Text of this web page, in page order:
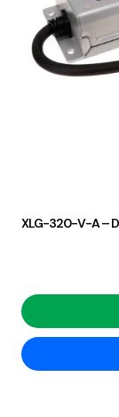
XLG-320-V-A –